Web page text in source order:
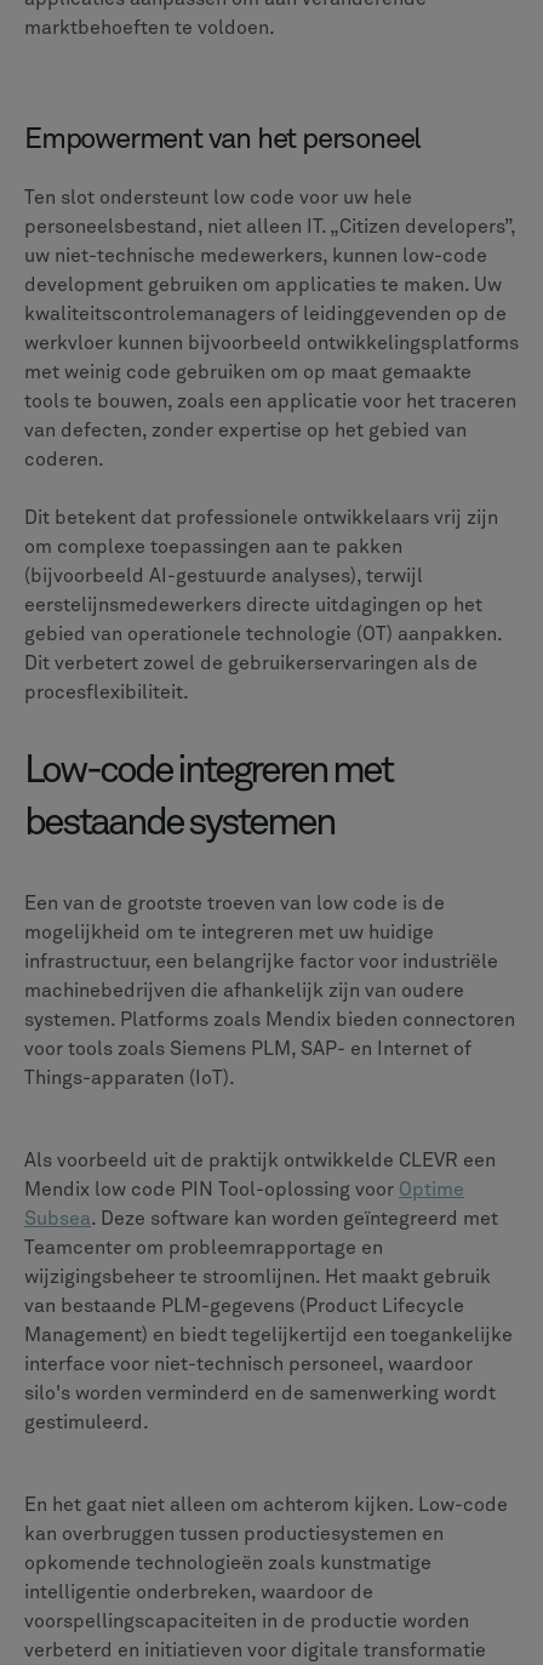
marktbehoeften te voldoen.
Empowerment van het personeel
Ten slot ondersteunt low code voor uw hele
personeelsbestand, niet alleen IT. „Citizen developers”,
uw niet-technische medewerkers, kunnen low-code
development gebruiken om applicaties te maken. Uw
kwaliteitscontrolemanagers of leidinggevenden op de
werkvloer kunnen bijvoorbeeld ontwikkelingsplatforms
met weinig code gebruiken om op maat gemaakte
tools te bouwen, zoals een applicatie voor het traceren
van defecten, zonder expertise op het gebied van
coderen.
Dit betekent dat professionele ontwikkelaars vrij zijn
om complexe toepassingen aan te pakken
(bijvoorbeeld AI-gestuurde analyses), terwijl
eerstelijnsmedewerkers directe uitdagingen op het
gebied van operationele technologie (OT) aanpakken.
Dit verbetert zowel de gebruikerservaringen als de
procesflexibiliteit.
Low-code integreren met
bestaande systemen
Een van de grootste troeven van low code is de
mogelijkheid om te integreren met uw huidige
infrastructuur, een belangrijke factor voor industriële
machinebedrijven die afhankelijk zijn van oudere
systemen. Platforms zoals Mendix bieden connectoren
voor tools zoals Siemens PLM, SAP- en Internet of
Things-apparaten (IoT).
Als voorbeeld uit de praktijk ontwikkelde CLEVR een
Mendix low code PIN Tool-oplossing voor Optime
Subsea. Deze software kan worden geïntegreerd met
Teamcenter om probleemrapportage en
wijzigingsbeheer te stroomlijnen. Het maakt gebruik
van bestaande PLM-gegevens (Product Lifecycle
Management) en biedt tegelijkertijd een toegankelijke
interface voor niet-technisch personeel, waardoor
silo's worden verminderd en de samenwerking wordt
gestimuleerd.
En het gaat niet alleen om achterom kijken. Low-code
kan overbruggen tussen productiesystemen en
opkomende technologieën zoals kunstmatige
intelligentie onderbreken, waardoor de
voorspellingscapaciteiten in de productie worden
verbeterd en initiatieven voor digitale transformatie